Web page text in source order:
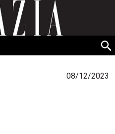
GRAZIA Srbija
08/12/2023